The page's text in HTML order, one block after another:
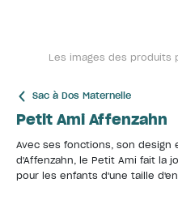
Les images des produits
Sac à Dos Maternelle
Petit Ami Affenzahn
Avec ses fonctions, son design
d'Affenzahn, le Petit Ami fait la
pour les enfants d'une taille